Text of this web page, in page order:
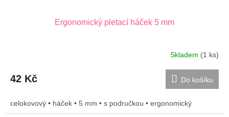
Ergonomický pletací háček 5 mm
Skladem (1 ks)
42 Kč Do košíku
celokovový • háček • 5 mm • s područkou • ergonomický